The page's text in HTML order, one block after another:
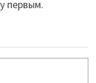
первым.